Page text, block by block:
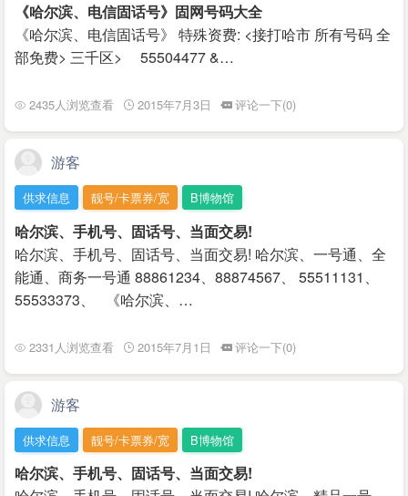
《哈尔滨、电信固话号》固网号码大全
《哈尔滨、电信固话号》 特殊资费: <接打哈市 所有号码 全
部免费> 三千区> 55504477 &…
2435人浏览查看 2015年7月3日 评论一下(0)
游客
供求信息 靓号/卡票券/宽 B博物馆
哈尔滨、手机号、固话号、当面交易!
哈尔滨、手机号、固话号、当面交易! 哈尔滨、一号通、全
能通、商务一号通 88861234、88874567、 55511131、
55533373、 《哈尔滨、…
2331人浏览查看 2015年7月1日 评论一下(0)
游客
供求信息 靓号/卡票券/宽 B博物馆
哈尔滨、手机号、固话号、当面交易!